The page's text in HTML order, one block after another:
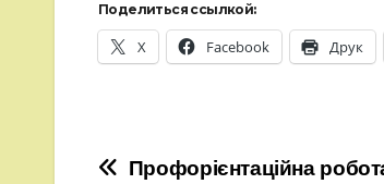
Поделиться ссылкой:
X Facebook Друк
Профорієнтаційна